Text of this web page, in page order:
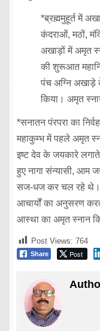
*ब्रह्ममुहूर्त में
कंदराओं, मठों,
अखाड़ों में अमृत
की शुरूआत
पंच अग्नि अखाड़े
किया। अमृत
*सनातन पंरपरा का
महाकुम्भ में पहले अमृत
इष्ट देव के जयकारे
हुए नागा संन्यासी, आम
सज-धज कर चल रहे थे।
आचार्यों का अनुसरण
आस्था का अमृत स्नान
Post Views: 764
Share Post